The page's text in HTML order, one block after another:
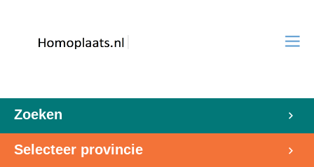
Zoeken
Selecteer provincie